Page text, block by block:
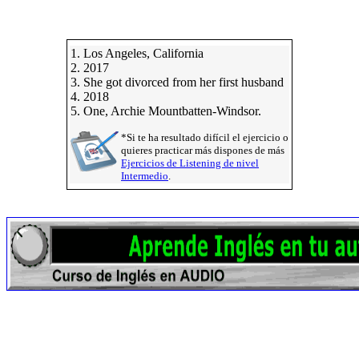
1. Los Angeles, California
2. 2017
3. She got divorced from her first husband
4. 2018
5. One, Archie Mountbatten-Windsor.
*Si te ha resultado difícil el ejercicio o
quieres practicar más dispones de más
Ejercicios de Listening de nivel
Intermedio.